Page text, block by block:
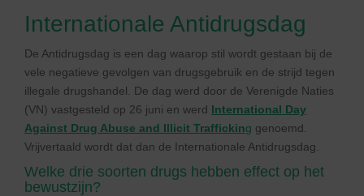
Internationale Antidrugsdag
De Antidrugsdag is een dag waarop stil wordt gestaan bij de
vele negatieve gevolgen van drugsgebruik en de strijd tegen
illegale drugshandel. De dag werd door de Verenigde Naties
(VN) vastgesteld op 26 juni en werd International Day
Against Drug Abuse and Illicit Trafficking genoemd.
Vrijvertaald wordt dat dan de Internationale Antidrugsdag.
Welke drie soorten drugs hebben effect op het
bewustzijn?